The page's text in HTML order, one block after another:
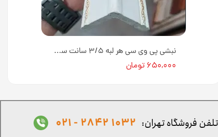
نبشی پی وی سی هر لبه ۳/۵ سانت سفید طلایی کد N-04-228H طول ۳ متر [انبار تهران]
۶۵۰,۰۰۰ تومان
تلفن فروشگاه تهران: 1032 2842 - 021